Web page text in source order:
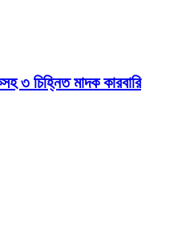
৩ চিহ্নিত মাদক কারবারি